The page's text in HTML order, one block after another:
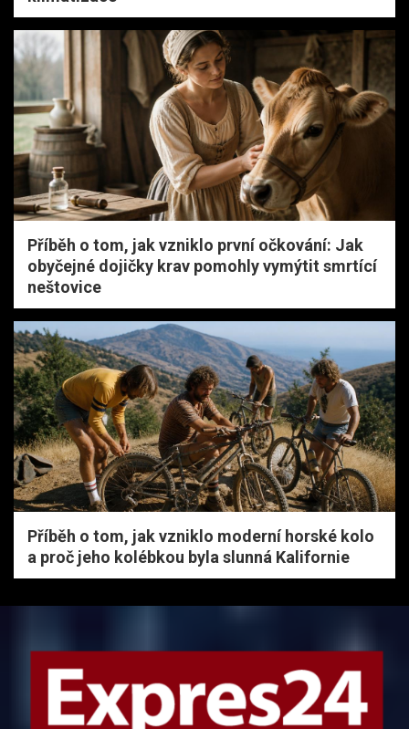
Příběh o tom, jak vzniklo první očkování: Jak
obyčejné dojičky krav pomohly vymýtit smrtící
neštovice
Příběh o tom, jak vzniklo moderní horské kolo
a proč jeho kolébkou byla slunná Kalifornie